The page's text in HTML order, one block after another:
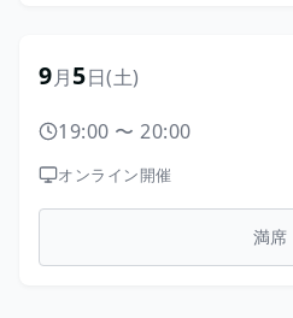
9月5日(土)
19:00 〜 20:00
オンライン開催
満席